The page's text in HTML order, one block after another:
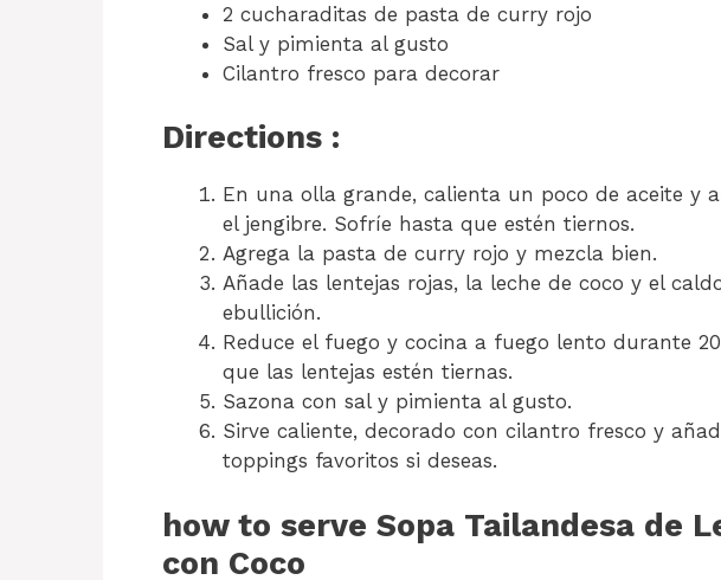
2 cucharaditas de pasta de curry rojo
Sal y pimienta al gusto
Cilantro fresco para decorar
Directions :
En una olla grande, calienta un poco de aceite y
el jengibre. Sofríe hasta que estén tiernos.
Agrega la pasta de curry rojo y mezcla bien.
Añade las lentejas rojas, la leche de coco y el
ebullición.
Reduce el fuego y cocina a fuego lento durante
que las lentejas estén tiernas.
Sazona con sal y pimienta al gusto.
Sirve caliente, decorado con cilantro fresco y
toppings favoritos si deseas.
how to serve Sopa Tailandesa de
con Coco